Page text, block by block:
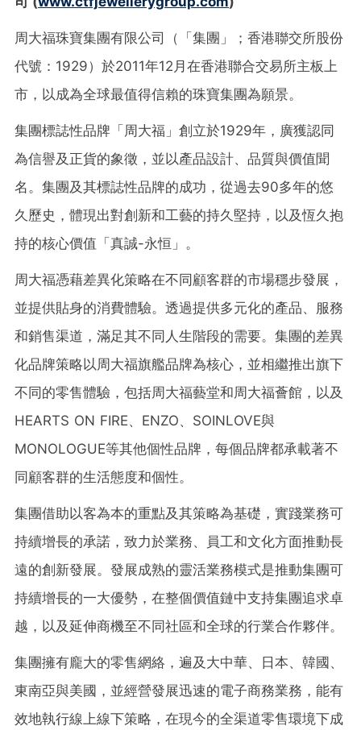
周大福珠寶集團有限公司（「集團」；香港聯交所股份
代號：1929）於2011年12月在香港聯合交易所主板上
市，以成為全球最值得信賴的珠寶集團為願景。
集團標誌性品牌「周大福」創立於1929年，廣獲認同
為信譽及正貨的象徵，並以產品設計、品質與價值聞
名。集團及其標誌性品牌的成功，從過去90多年的悠
久歷史，體現出對創新和工藝的持久堅持，以及恆久抱
持的核心價值「真誠-永恒」。
周大福憑藉差異化策略在不同顧客群的市場穩步發展，
並提供貼身的消費體驗。透過提供多元化的產品、服務
和銷售渠道，滿足其不同人生階段的需要。集團的差異
化品牌策略以周大福旗艦品牌為核心，並相繼推出旗下
不同的零售體驗，包括周大福藝堂和周大福薈館，以及
HEARTS ON FIRE、ENZO、SOINLOVE與
MONOLOGUE等其他個性品牌，每個品牌都承載著不
同顧客群的生活態度和個性。
集團借助以客為本的重點及其策略為基礎，實踐業務可
持續增長的承諾，致力於業務、員工和文化方面推動長
遠的創新發展。發展成熟的靈活業務模式是推動集團可
持續增長的一大優勢，在整個價值鏈中支持集團追求卓
越，以及延伸商機至不同社區和全球的行業合作夥伴。
集團擁有龐大的零售網絡，遍及大中華、日本、韓國、
東南亞與美國，並經營發展迅速的電子商務業務，能有
效地執行線上線下策略，在現今的全渠道零售環境下成